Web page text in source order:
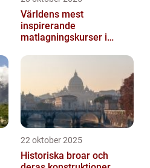
Världens mest
inspirerande
matlagningskurser i
22 oktober 2025
Historiska broar och